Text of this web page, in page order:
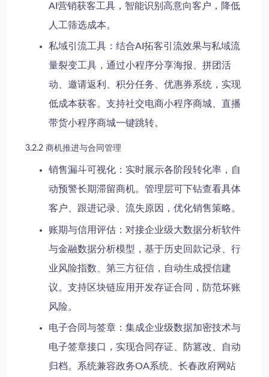
AI营销获客工具，智能识别高意向客户，降低
人工筛选成本。
私域引流工具 ：结合AI拓客引流效果与私域流
量裂变工具，通过小程序分享海报、拼团活
动、邀请返利、积分任务、优惠券系统，实现
低成本获客。支持社交电商小程序商城、直播
带货小程序商城一键跳转。
3.2.2 商机推进与合同管理
销售漏斗可视化 ：实时展示各阶段转化率，自
动预警长期滞留商机。管理层可下钻查看具体
客户、跟进记录、流失原因，优化销售策略。
账期与信用评估 ：对接企业级大数据分析软件
与金融数据分析模型，基于历史回款记录、行
业风险指数、第三方征信，自动生成授信建
议。支持区块链应用开发存证合同，防范坏账
风险。
电子合同与签章 ：集成企业级数据加密技术与
电子签章接口，实现合同存证、防篡改、自动
归档。系统兼容政务OA系统、长春政府网站